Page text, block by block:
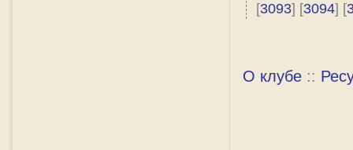
[3093] [3094] [
О клубе ::